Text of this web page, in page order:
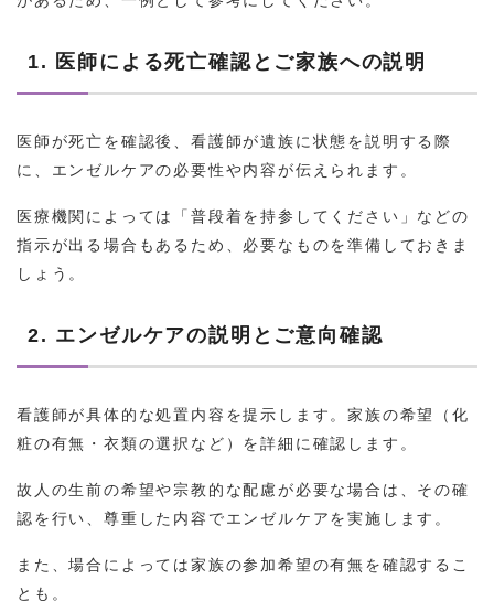
1. 医師による死亡確認とご家族への説明
医師が死亡を確認後、看護師が遺族に状態を説明する際
に、エンゼルケアの必要性や内容が伝えられます。
医療機関によっては「普段着を持参してください」などの
指示が出る場合もあるため、必要なものを準備しておきま
しょう。
2. エンゼルケアの説明とご意向確認
看護師が具体的な処置内容を提示します。家族の希望（化
粧の有無・衣類の選択など）を詳細に確認します。
故人の生前の希望や宗教的な配慮が必要な場合は、その確
認を行い、尊重した内容でエンゼルケアを実施します。
また、場合によっては家族の参加希望の有無を確認するこ
とも。